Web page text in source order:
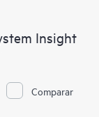
Insight
Comparar